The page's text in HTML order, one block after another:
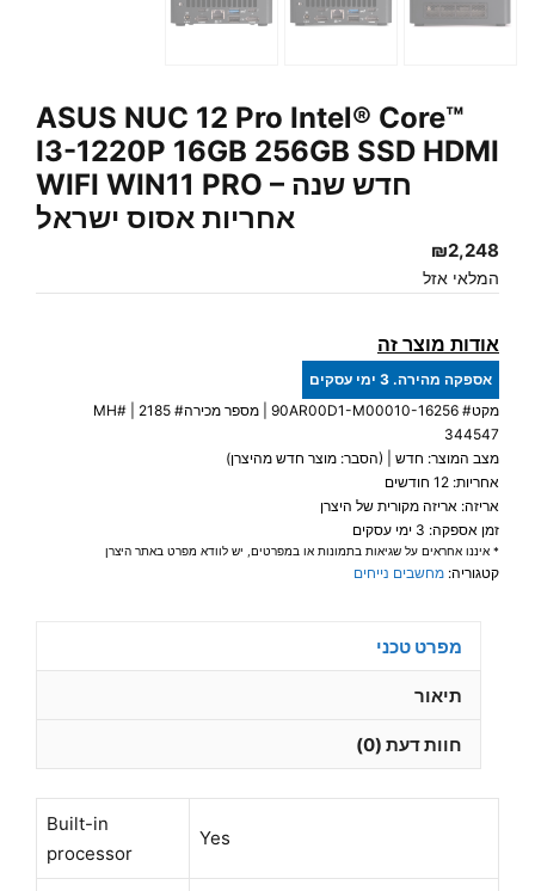
ASUS NUC 12 Pro Intel® Core™
I3-1220P 16GB 256GB SSD HDMI
WIFI WIN11 PRO – חדש שנה
אחריות אסוס ישראל
₪2,248
המלאי אזל
אודות מוצר זה
אספקה מהירה. 3 ימי עסקים
מקט# 90AR00D1-M00010-16256 | מספר מכירה# 2185 | MH#
344547
מצב המוצר: חדש | (הסבר: מוצר חדש מהיצרן)
אחריות: 12 חודשים
אריזה: אריזה מקורית של היצרן
זמן אספקה: 3 ימי עסקים
* איננו אחראים על שגיאות בתמונות או במפרטים, יש לוודא מפרט באתר היצרן
קטגוריה: מחשבים נייחים
מפרט טכני
תיאור
חוות דעת (0)
Built-in
processor
Yes